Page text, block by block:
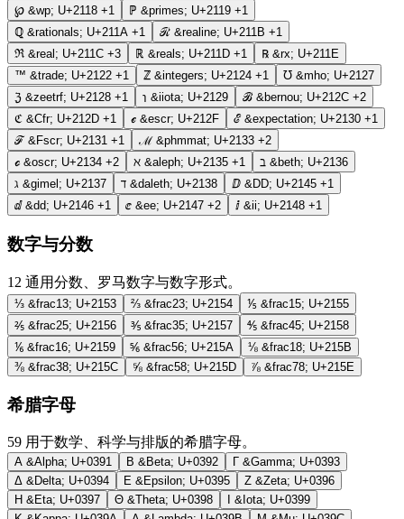
℘ &wp; U+2118 +1 ℙ &primes; U+2119 +1
ℚ &rationals; U+211A +1 ℛ &realine; U+211B +1
ℜ &real; U+211C +3 ℝ &reals; U+211D +1 ℞ &rx; U+211E
™ &trade; U+2122 +1 ℤ &integers; U+2124 +1 ℧ &mho; U+2127
ℨ &zeetrf; U+2128 +1 ℩ &iiota; U+2129 ℬ &bernou; U+212C +2
ℭ &Cfr; U+212D +1 ℯ &escr; U+212F ℰ &expectation; U+2130 +1
ℱ &Fscr; U+2131 +1 ℳ &phmmat; U+2133 +2
ℴ &oscr; U+2134 +2 ℵ &aleph; U+2135 +1 ℶ &beth; U+2136
ℷ &gimel; U+2137 ℸ &daleth; U+2138 ⅅ &DD; U+2145 +1
ⅆ &dd; U+2146 +1 ⅇ &ee; U+2147 +2 ⅈ &ii; U+2148 +1
数字与分数
12 通用分数、罗马数字与数字形式。
⅓ &frac13; U+2153 ⅔ &frac23; U+2154 ⅕ &frac15; U+2155
⅖ &frac25; U+2156 ⅗ &frac35; U+2157 ⅘ &frac45; U+2158
⅙ &frac16; U+2159 ⅚ &frac56; U+215A ⅛ &frac18; U+215B
⅜ &frac38; U+215C ⅝ &frac58; U+215D ⅞ &frac78; U+215E
希腊字母
59 用于数学、科学与排版的希腊字母。
Α &Alpha; U+0391 Β &Beta; U+0392 Γ &Gamma; U+0393
Δ &Delta; U+0394 Ε &Epsilon; U+0395 Ζ &Zeta; U+0396
Η &Eta; U+0397 Θ &Theta; U+0398 &Iota; U+0399